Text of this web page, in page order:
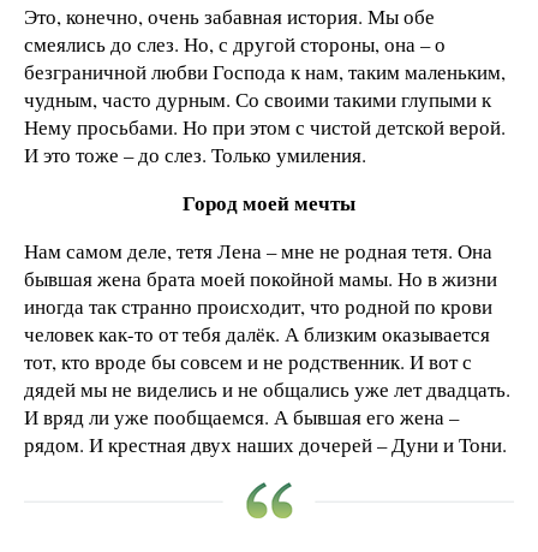
Это, конечно, очень забавная история. Мы обе
смеялись до слез. Но, с другой стороны, она – о
безграничной любви Господа к нам, таким маленьким,
чудным, часто дурным. Со своими такими глупыми к
Нему просьбами. Но при этом с чистой детской верой.
И это тоже – до слез. Только умиления.
Город моей мечты
Нам самом деле, тетя Лена – мне не родная тетя. Она
бывшая жена брата моей покойной мамы. Но в жизни
иногда так странно происходит, что родной по крови
человек как-то от тебя далёк. А близким оказывается
тот, кто вроде бы совсем и не родственник. И вот с
дядей мы не виделись и не общались уже лет двадцать.
И вряд ли уже пообщаемся. А бывшая его жена –
рядом. И крестная двух наших дочерей – Дуни и Тони.